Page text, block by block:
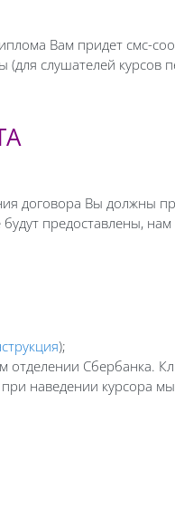
Вам придет смс-
(для слушателей курсов
договора Вы должны
предоставлены,
);
отделении Сбербанка.
наведении курсора